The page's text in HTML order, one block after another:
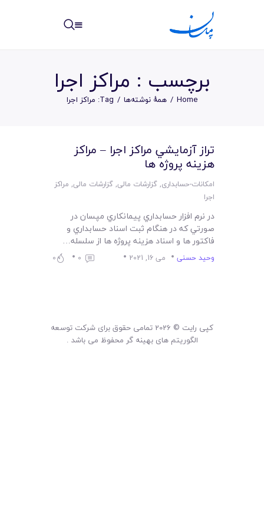
برچسب : مراکز اجرا
Home همهٔ نوشته‌ها Tag: مراکز اجرا
نوشته ها
مرکز آموزش
امکانات
سیستم ها
لیست قیمت محصولات
تراز آزمايشي مراکز اجرا – مراکز
هزينه پروژه ها
امکانات-حسابداری,گزارشات مالی,گزارشات مالی, مراکز
اجرا
در نرم افزار حسابداري پيمانکاري مپسان در
صورتي که در هنگام ثبت اسناد حسابداري و
فاکتور ها و اسناد هزينه پروژه ها از سلسله…
وحید حسنی می 16, 2021 0
0
کپی رایت © 2026 تمامی حقوق برای شرکت توسعه
الگوریتم های بهینه گر محفوظ می باشد .